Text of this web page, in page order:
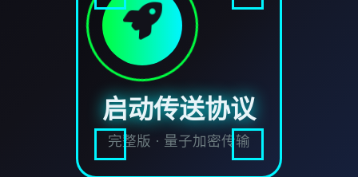
启动传送协议
完整版 · 量子加密传输